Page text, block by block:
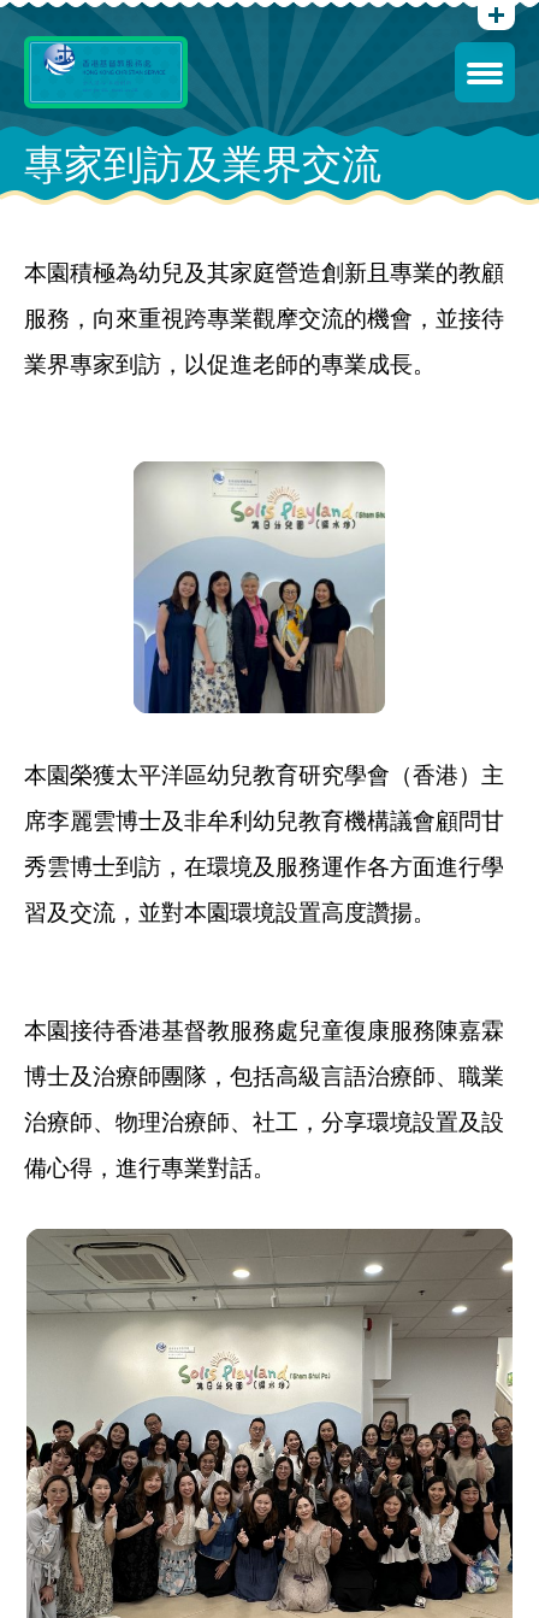
專家到訪及業界交流
本園積極為幼兒及其家庭營造創新且專業的教顧
服務，向來重視跨專業觀摩交流的機會，並接待
業界專家到訪，以促進老師的專業成長。
本園榮獲太平洋區幼兒教育研究學會（香港）主
席李麗雲博士及非牟利幼兒教育機構議會顧問甘
秀雲博士到訪，在環境及服務運作各方面進行學
習及交流，並對本園環境設置高度讚揚。
本園接待香港基督教服務處兒童復康服務陳嘉霖
博士及治療師團隊，包括高級言語治療師、職業
治療師、物理治療師、社工，分享環境設置及設
備心得，進行專業對話。